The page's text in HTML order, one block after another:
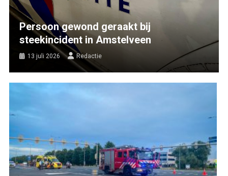
Persoon gewond geraakt bij
steekincident in Amstelveen
13 juli 2026 Redactie